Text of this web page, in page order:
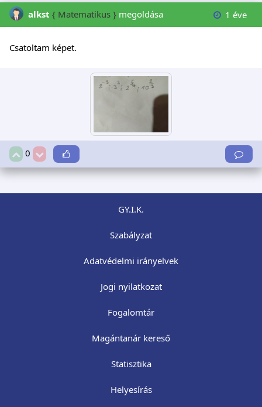
alkst { Matematikus } megoldása 1 éve
Csatoltam képet.
0
GY.I.K.
Szabályzat
Adatvédelmi irányelvek
Jogi nyilatkozat
Fogalomtár
Magántanár kereső
Statisztika
Helyesírás